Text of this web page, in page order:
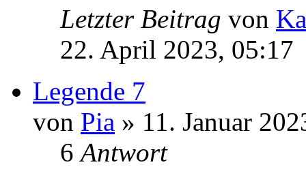
Letzter Beitrag von
22. April 2023, 05:17
Legende 7
von Pia » 11. Januar
6Antwort